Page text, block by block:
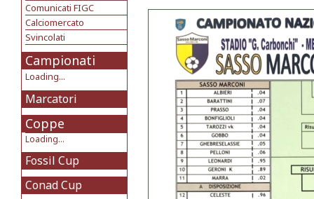
Comunicati FIGC
Calciomercato
Svincolati
Campionati
Loading...
Marcatori
Coppe
Loading...
Fossil Cup
Conad Cup